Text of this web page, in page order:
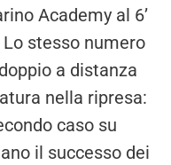
Academy al 6’
stesso numero
a distanza
nella ripresa:
caso su
il successo dei